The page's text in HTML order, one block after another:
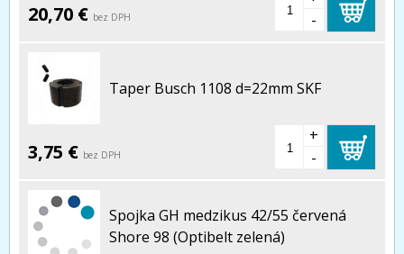
20,70 € bez DPH
-
Taper Busch 1108 d=22mm SKF
3,75 € bez DPH
+
-
Spojka GH medzikus 42/55 červená
Shore 98 (Optibelt zelená)